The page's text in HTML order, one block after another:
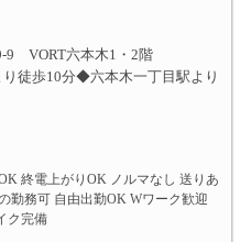
9 VORT六本木1・2階
徒歩10分◆六本木一丁目駅より
終電上がりOK ノルマなし 送りあ
勤務可 自由出勤OK Wワーク歓迎
ク完備